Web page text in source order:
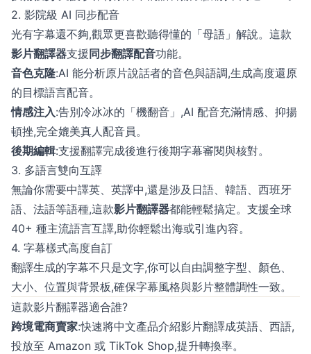
2. 影院級 AI 同步配音
光有字幕還不夠,觀眾更喜歡聽得懂的「母語」解說。這款
影片翻譯器支援 同步翻譯配音功能。
音色克隆:AI 能分析原片說話者的音色與語調,生成高度還原
的目標語言配音。
情感注入:告別冷冰冰的「機翻音」,AI 配音充滿情感、抑揚
頓挫,完全媲美真人配音員。
後期編輯:支援翻譯完成後進行後期字幕審閱與核對。
3. 多語言雙向互譯
無論你需要中譯英、英譯中,還是涉及日語、韓語、西班牙
語、法語等語種,這款影片翻譯器都能輕鬆搞定。支援全球
40+ 種主流語言互譯,助你輕鬆出海或引進內容。
4. 字幕樣式高度自訂
翻譯生成的字幕不只是文字,你可以自由調整字型、顏色、
大小、位置與背景板,確保字幕風格與影片整體調性一致。
這款影片翻譯器適合誰?
跨境電商賣家:快速將中文產品介紹影片翻譯成英語、西語,
投放至 Amazon 或 TikTok Shop,提升轉換率。